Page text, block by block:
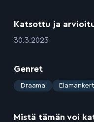
Katsottu ja
:30.3.2023
Genret
: Draama
Mistä tämän voi